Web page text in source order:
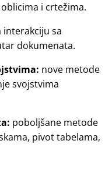
i crtežima.
interakciju sa
dokumenata.
nove metode
svojstvima
poboljšane metode
pivot tabelama,